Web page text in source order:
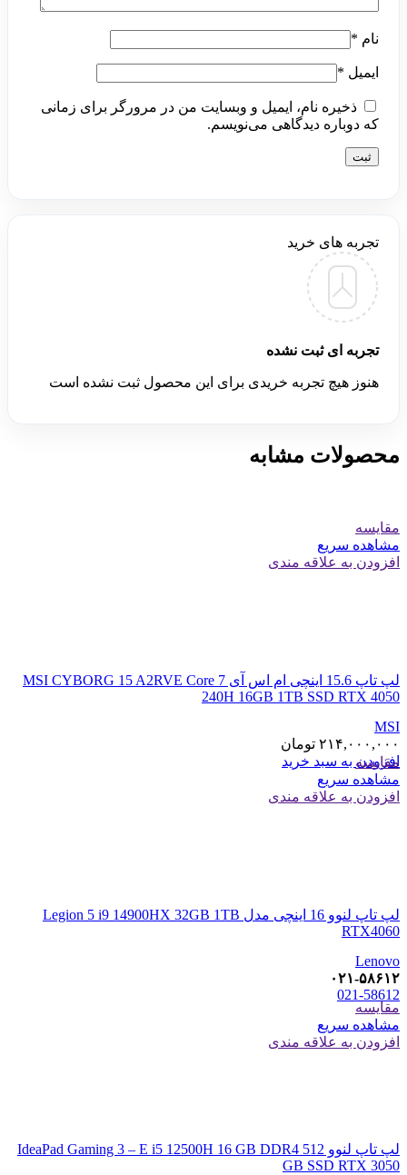
نام *
ایمیل *
ذخیره نام، ایمیل و وبسایت من در مرورگر برای زمانی
که دوباره دیدگاهی می‌نویسم.
تجربه های خرید
تجربه ای ثبت نشده
هنوز هیچ تجربه خریدی برای این محصول ثبت نشده است
محصولات مشابه
مقایسه
مشاهده سریع
افزودن به علاقه مندی
لپ تاپ 15.6 اینچی ام اس آی MSI CYBORG 15 A2RVE Core 7
240H 16GB 1TB SSD RTX 4050
MSI
۲۱۴,۰۰۰,۰۰۰ تومان
افزودن به سبد خرید
مقایسه
مشاهده سریع
افزودن به علاقه مندی
لپ تاپ لنوو 16 اینچی مدل Legion 5 i9 14900HX 32GB 1TB
RTX4060
Lenovo
۰۲۱-۵۸۶۱۲
021-58612
مقایسه
مشاهده سریع
افزودن به علاقه مندی
لپ تاپ لنوو IdeaPad Gaming 3 – E i5 12500H 16 GB DDR4 512
GB SSD RTX 3050